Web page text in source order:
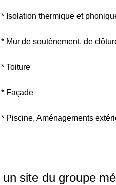
* Isolation thermique et
* Mur de soutènement, de
* Toiture
* Façade
* Piscine, Aménagements
un site du groupe